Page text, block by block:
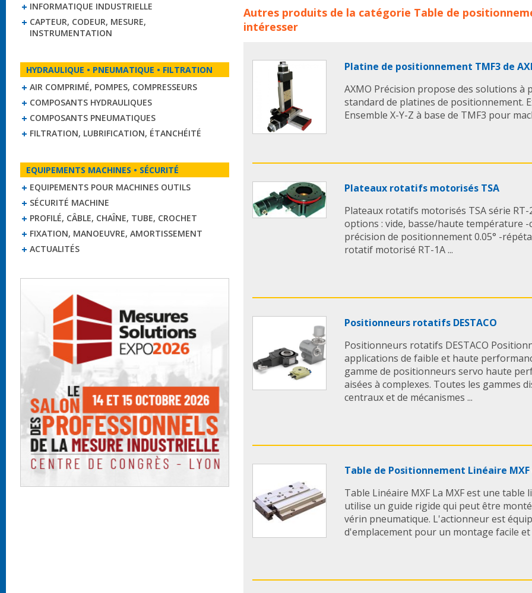
INFORMATIQUE INDUSTRIELLE
CAPTEUR, CODEUR, MESURE,
INSTRUMENTATION
HYDRAULIQUE • PNEUMATIQUE • FILTRATION
AIR COMPRIMÉ, POMPES, COMPRESSEURS
COMPOSANTS HYDRAULIQUES
COMPOSANTS PNEUMATIQUES
FILTRATION, LUBRIFICATION, ÉTANCHÉITÉ
EQUIPEMENTS MACHINES • SÉCURITÉ
EQUIPEMENTS POUR MACHINES OUTILS
SÉCURITÉ MACHINE
PROFILÉ, CÂBLE, CHAÎNE, TUBE, CROCHET
FIXATION, MANOEUVRE, AMORTISSEMENT
ACTUALITÉS
Accessoires
positionnementsystemes de translationtables de reglage
lineairetables lineaires
chargestable de positionnement pour forte charge
Autres produits de la catégorie Table de
intéresser
Platine de positionnement TMF3 de
AXMO Précision propose des solutions à
standard de platines de positionnement.
Ensemble X-Y-Z à base de TMF3 pour
Plateaux rotatifs motorisés TSA
Plateaux rotatifs motorisés TSA série RT-
options : vide, basse/haute température -
précision de positionnement 0.05° -
rotatif motorisé RT-1A ...
Positionneurs rotatifs DESTACO
Positionneurs rotatifs DESTACO
applications de faible et haute
gamme de positionneurs servo haute
aisées à complexes. Toutes les gammes
centraux et de mécanismes ...
Table de Positionnement Linéaire MXF
Table Linéaire MXF La MXF est une
utilise un guide rigide qui peut être
vérin pneumatique. L'actionneur est
d'emplacement pour un montage facile et